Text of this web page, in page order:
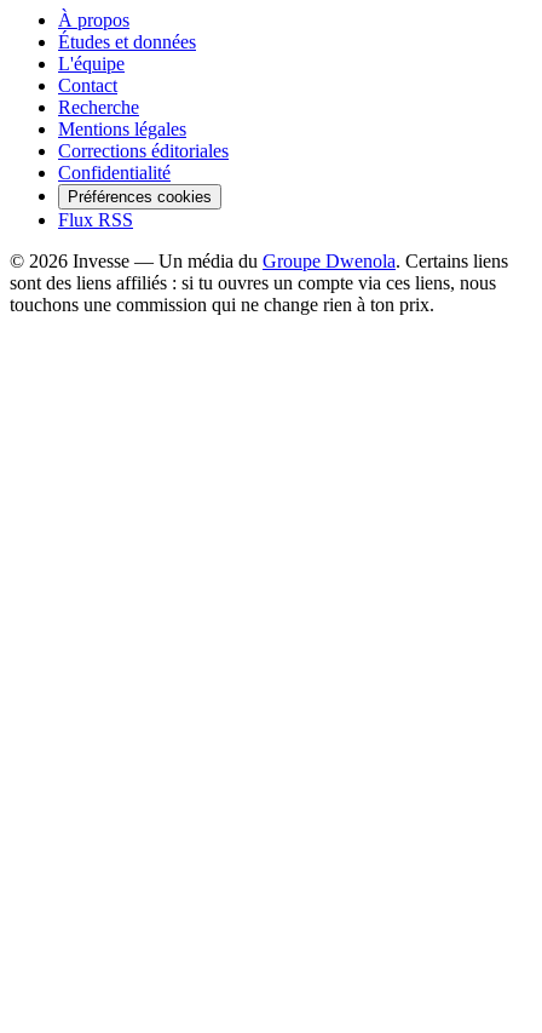
À propos
Études et données
L'équipe
Contact
Recherche
Mentions légales
Corrections éditoriales
Confidentialité
Préférences cookies
Flux RSS
© 2026 Invesse — Un média du Groupe Dwenola. Certains liens
sont des liens affiliés : si tu ouvres un compte via ces liens, nous
touchons une commission qui ne change rien à ton prix.